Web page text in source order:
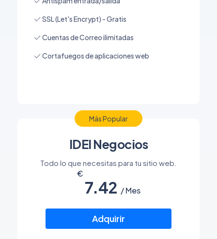
SSL (Let's Encrypt) - Gratis
Cuentas de Correo ilimitadas
Cortafuegos de aplicaciones web
Más Popular
IDEI Negocios
Todo lo que necesitas para tu sitio web.
7.42 / Mes
Adquirir